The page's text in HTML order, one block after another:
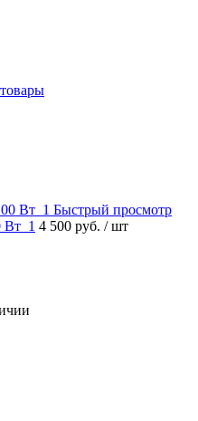
Быстрый просмотр
Вт_1 4 500 руб. / шт